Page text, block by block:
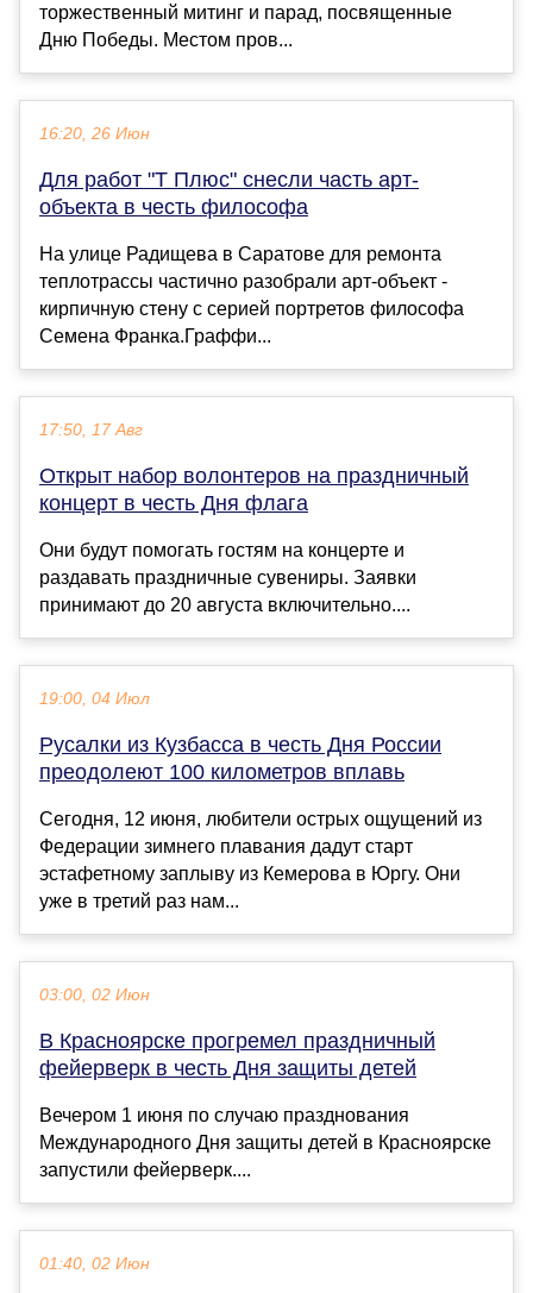
торжественный митинг и парад, посвященные
Дню Победы. Местом пров...
16:20, 26 Июн
Для работ "Т Плюс" снесли часть арт-
объекта в честь философа
На улице Радищева в Саратове для ремонта
теплотрассы частично разобрали арт-объект -
кирпичную стену с серией портретов философа
Семена Франка.Граффи...
17:50, 17 Авг
Открыт набор волонтеров на праздничный
концерт в честь Дня флага
Они будут помогать гостям на концерте и
раздавать праздничные сувениры. Заявки
принимают до 20 августа включительно....
19:00, 04 Июл
Русалки из Кузбасса в честь Дня России
преодолеют 100 километров вплавь
Сегодня, 12 июня, любители острых ощущений из
Федерации зимнего плавания дадут старт
эстафетному заплыву из Кемерова в Юргу. Они
уже в третий раз нам...
03:00, 02 Июн
В Красноярске прогремел праздничный
фейерверк в честь Дня защиты детей
Вечером 1 июня по случаю празднования
Международного Дня защиты детей в Красноярске
запустили фейерверк....
01:40, 02 Июн